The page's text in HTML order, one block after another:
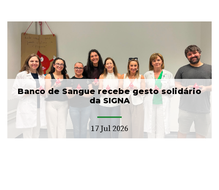
Banco de Sangue recebe gesto solidário
da SIGNA
17 Jul 2026